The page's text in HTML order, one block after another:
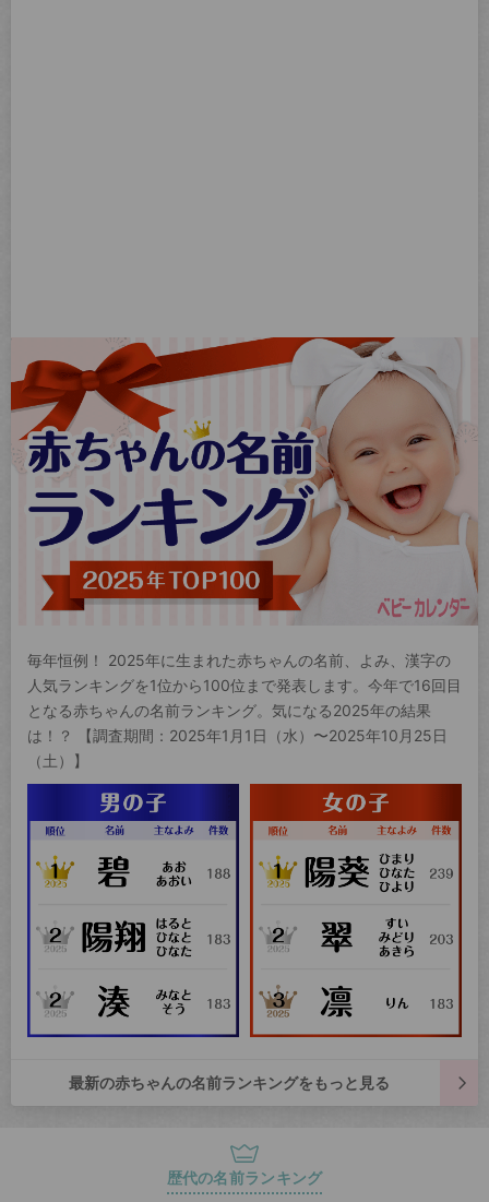
毎年恒例！ 2025年に生まれた赤ちゃんの名前、よみ、漢字の
人気ランキングを1位から100位まで発表します。今年で16回目
となる赤ちゃんの名前ランキング。気になる2025年の結果
は！？ 【調査期間：2025年1月1日（水）〜2025年10月25日
（土）】
最新の赤ちゃんの名前ランキングをもっと見る
歴代の名前ランキング